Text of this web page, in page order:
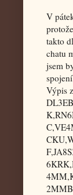
V
takto
chatu
jsem
Výpis